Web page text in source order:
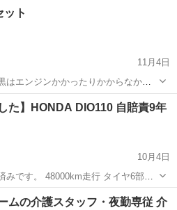
ット
11月4日
はエンジンかかったりかからなかっ
ますがFIランプが点滅して 止まりま
直して乗るもよし部品取りよし。 話
スズキ
た】HONDA DIO110 自賠責9年
10月4日
です。 48000km走行 タイヤ6部山
自賠責
ムの介護スタッフ・夜勤専従 介